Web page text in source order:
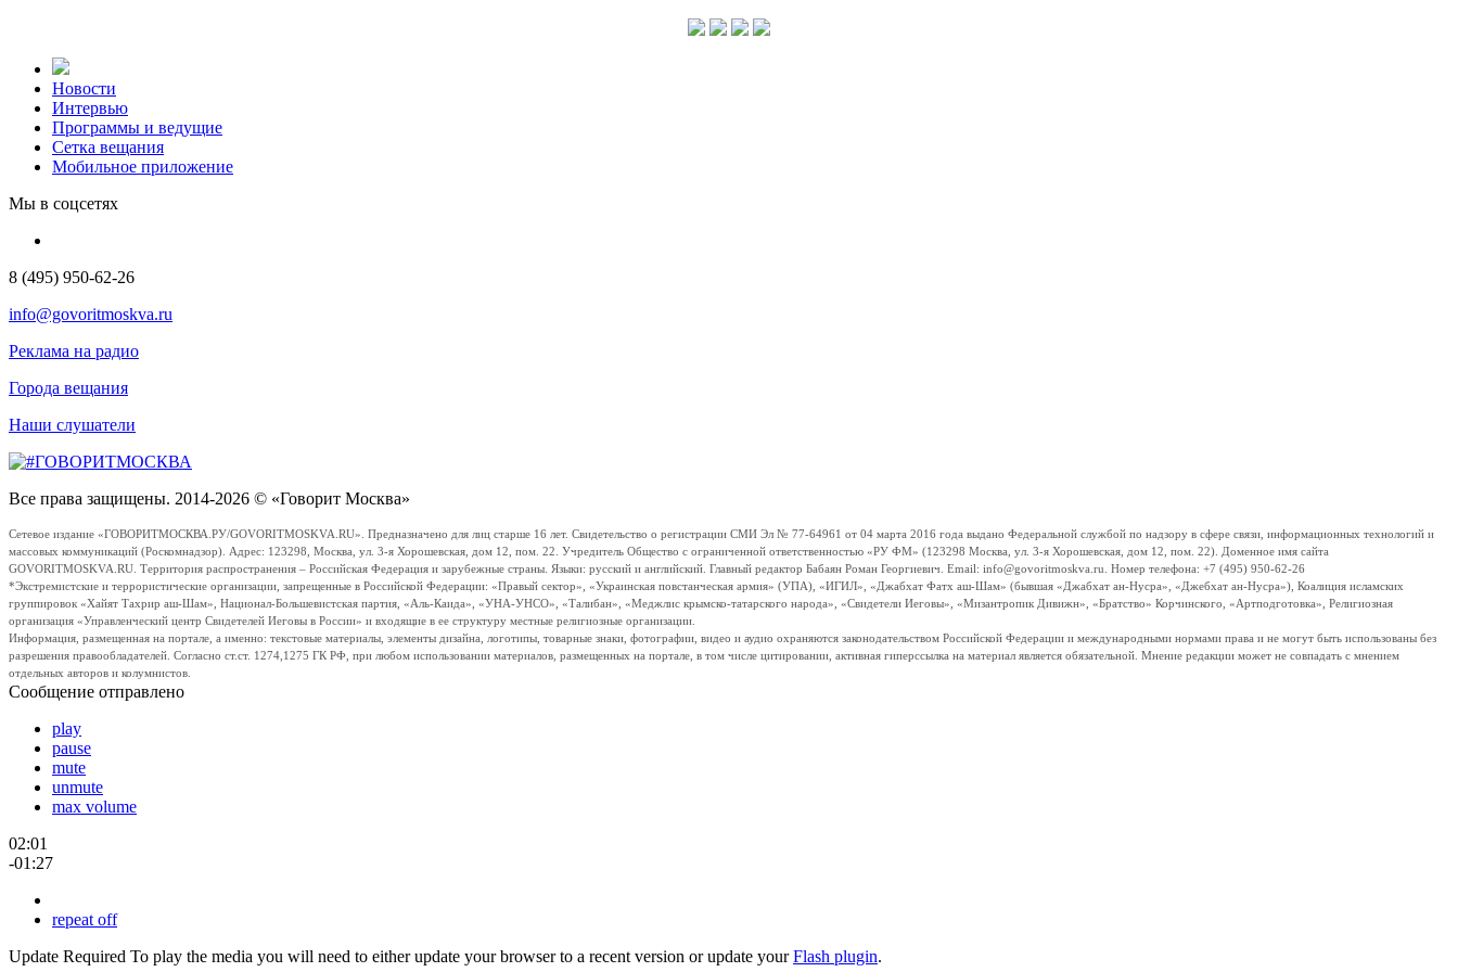
Новости
Интервью
Программы и ведущие
Сетка вещания
Мобильное приложение
Мы в соцсетях
8 (495) 950-62-26
info@govoritmoskva.ru
Реклама на радио
Города вещания
Наши слушатели
Все права защищены. 2014-2026 © «Говорит Москва»
Сетевое издание «ГОВОРИТМОСКВА.РУ/GOVORITMOSKVA.RU». Предназначено для лиц старше 16 лет. Свидетельство о регистрации СМИ Эл № 77-64961 от 04 марта 2016 года выдано Федеральной службой по надзору в сфере связи, информационных технологий и
массовых коммуникаций (Роскомнадзор). Адрес: 123298, Москва, ул. 3-я Хорошевская, дом 12, пом. 22. Учредитель Общество с ограниченной ответственностью «РУ ФМ» (123298 Москва, ул. 3-я Хорошевская, дом 12, пом. 22). Доменное имя сайта
GOVORITMOSKVA.RU. Территория распространения – Российская Федерация и зарубежные страны. Языки: русский и английский. Главный редактор Бабаян Роман Георгиевич. Email: info@govoritmoskva.ru. Номер телефона: +7 (495) 950-62-26
*Экстремистские и террористические организации, запрещенные в Российской Федерации: «Правый сектор», «Украинская повстанческая армия» (УПА), «ИГИЛ», «Джабхат Фатх аш-Шам» (бывшая «Джабхат ан-Нусра», «Джебхат ан-Нусра»), Коалиция исламских
группировок «Хайят Тахрир аш-Шам», Национал-Большевистская партия, «Аль-Каида», «УНА-УНСО», «Талибан», «Меджлис крымско-татарского народа», «Свидетели Иеговы», «Мизантропик Дивижн», «Братство» Корчинского, «Артподготовка», Религиозная
организация «Управленческий центр Свидетелей Иеговы в России» и входящие в ее структуру местные религиозные организации.
Информация, размещенная на портале, а именно: текстовые материалы, элементы дизайна, логотипы, товарные знаки, фотографии, видео и аудио охраняются законодательством Российской Федерации и международными нормами права и не могут быть использованы без
разрешения правообладателей. Согласно ст.ст. 1274,1275 ГК РФ, при любом использовании материалов, размещенных на портале, в том числе цитировании, активная гиперссылка на материал является обязательной. Мнение редакции может не совпадать с мнением
отдельных авторов и колумнистов.
Сообщение отправлено
play
pause
mute
unmute
max volume
02:01
-01:27
repeat off
Update Required To play the media you will need to either update your browser to a recent version or update yourFlash plugin.